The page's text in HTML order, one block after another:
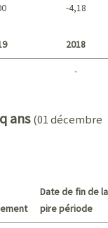
-4,18
2018
-
ans (01 décembre
Date de fin de la
pire période